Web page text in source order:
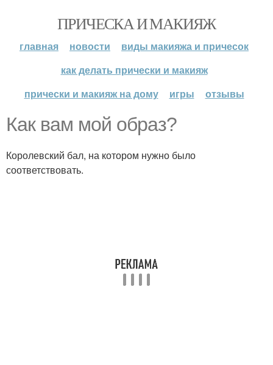
ПРИЧЕСКА И МАКИЯЖ
главная новости
виды макияжа и причесок
как делать прически и макияж
прически и макияж на дому
игры отзывы
Как вам мой образ?
Королевский бал, на котором нужно было
соответствовать.